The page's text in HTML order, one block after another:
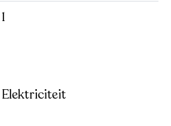
1
Elektriciteit